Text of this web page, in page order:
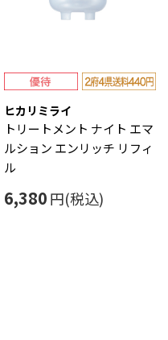
ヒカリミライ
トリートメント ナイト エマ
ルション エンリッチ リフィ
ル
6,380円(税込)